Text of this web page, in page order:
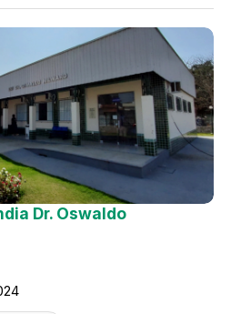
Dr. Oswaldo